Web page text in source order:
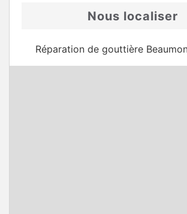
Nous localiser
Réparation de gouttière